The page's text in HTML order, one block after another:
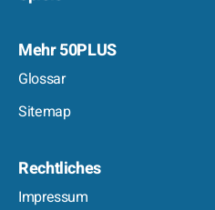
Mehr 50PLUS
Glossar
Sitemap
Rechtliches
Impressum